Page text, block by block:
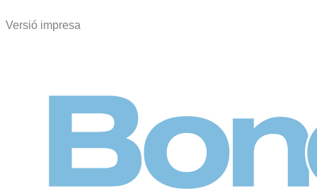
Versió impresa